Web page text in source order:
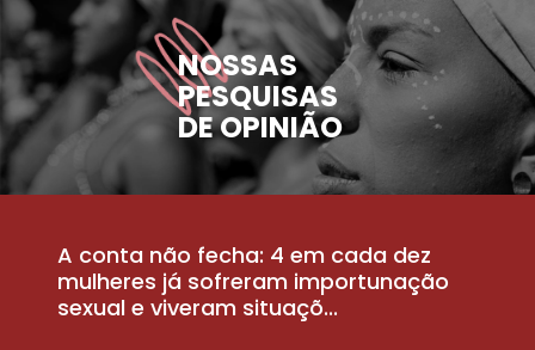
NOSSAS
PESQUISAS
DE OPINIÃO
A conta não fecha: 4 em cada dez
mulheres já sofreram importunação
sexual e viveram situaçõ...